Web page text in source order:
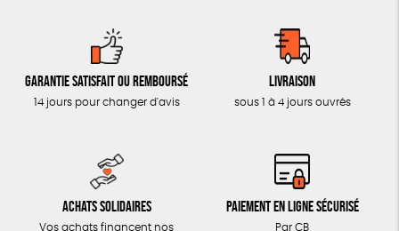
ACCESSOIRES
Garantie satisfait ou remboursé
14 jours pour changer d'avis
Livraison
sous 1 à 4 jours ouvrés
Achats solidaires
Vos achats financent nos
Paiement en ligne sécurisé
Par CB